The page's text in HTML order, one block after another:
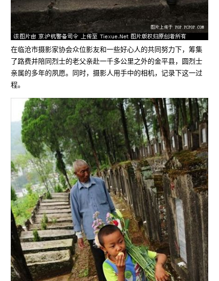
在临沧市摄影家协会众位影友和一些好心人的共同努力下，筹集
了路费并陪同烈士的老父亲赴一千多公里之外的金平县，圆烈士
亲属的多年的夙愿。同时，摄影人用手中的相机，记录下这一过
程。